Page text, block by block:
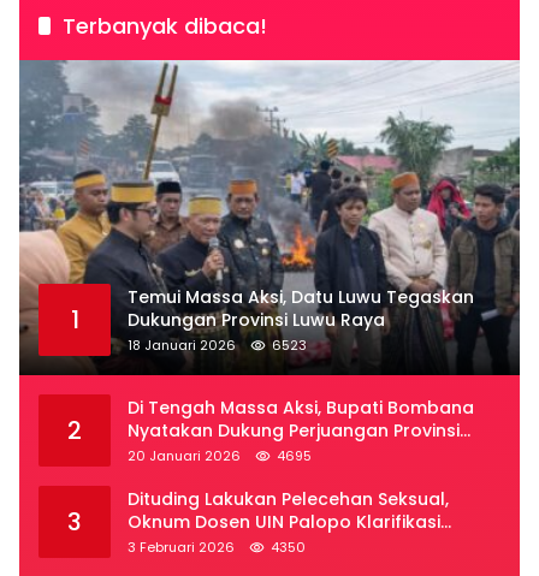
Terbanyak dibaca!
1
Temui Massa Aksi, Datu Luwu Tegaskan
Dukungan Provinsi Luwu Raya
18 Januari 2026 6523
2
Di Tengah Massa Aksi, Bupati Bombana
Nyatakan Dukung Perjuangan Provinsi
Luwu Raya
20 Januari 2026 4695
3
Dituding Lakukan Pelecehan Seksual,
Oknum Dosen UIN Palopo Klarifikasi
Kronologi
3 Februari 2026 4350